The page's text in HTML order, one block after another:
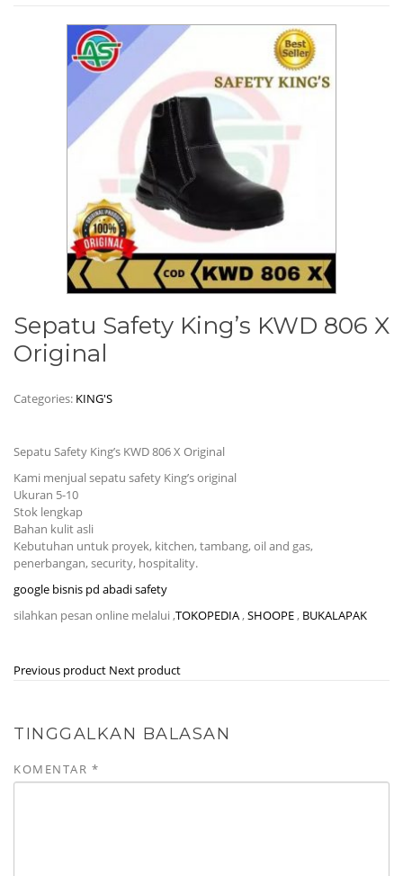
Sepatu Safety King’s KWD 806 X
Original
Categories: KING'S
Sepatu Safety King’s KWD 806 X Original
Kami menjual sepatu safety King’s original
Ukuran 5-10
Stok lengkap
Bahan kulit asli
Kebutuhan untuk proyek, kitchen, tambang, oil and gas,
penerbangan, security, hospitality.
google bisnis pd abadi safety
silahkan pesan online melalui ,TOKOPEDIA,SHOOPE, BUKALAPAK
Previous product Next product
TINGGALKAN BALASAN
KOMENTAR *